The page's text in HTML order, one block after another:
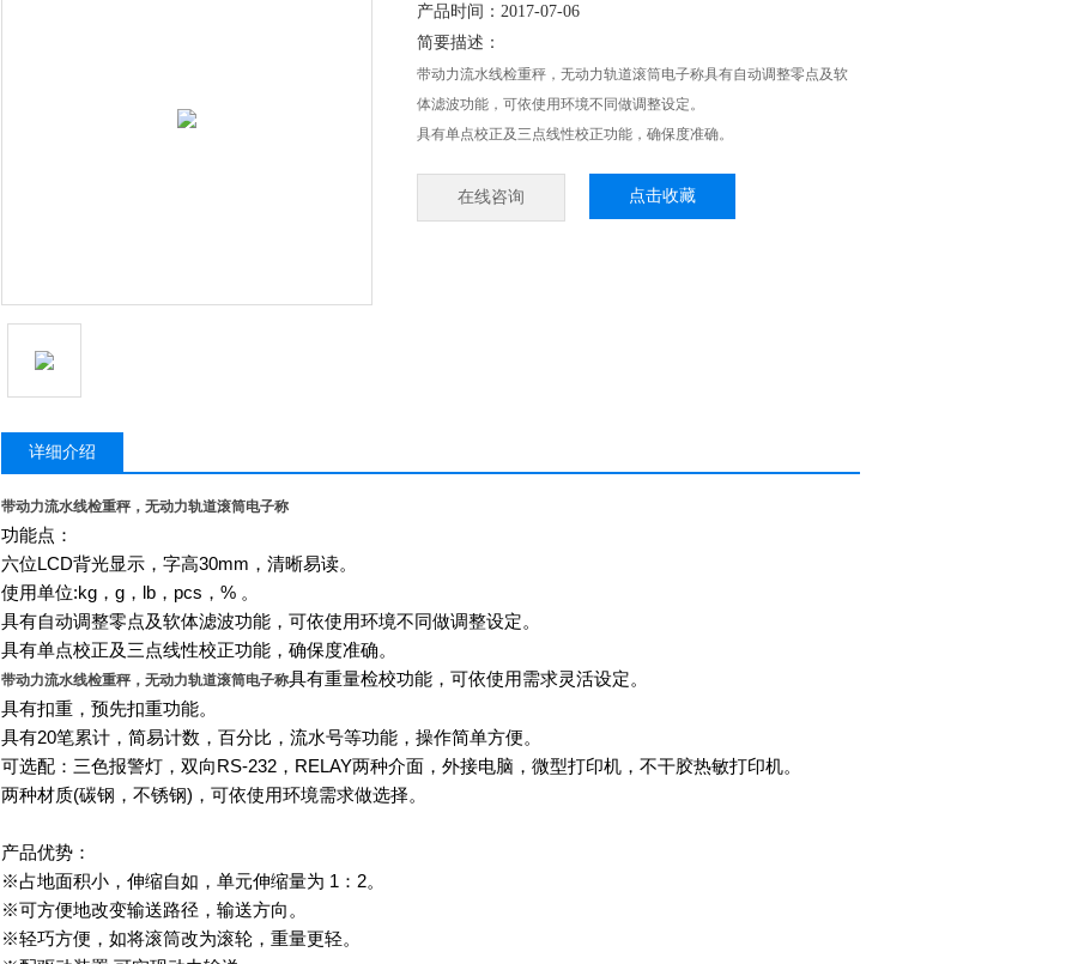
产品时间：2017-07-06
简要描述：
带动力流水线检重秤，无动力轨道滚筒电子称具有自动调整零点及软
体滤波功能，可依使用环境不同做调整设定。
具有单点校正及三点线性校正功能，确保度准确。
在线咨询 点击收藏
详细介绍
带动力流水线检重秤，无动力轨道滚筒电子称
功能点：
六位 LCD背光显示，字高30mm ，清晰易读。
使用单位:kg ， g ， lb ， pcs ， % 。
具有自动调整零点及软体滤波功能，可依使用环境不同做调整设定。
具有单点校正及三点线性校正功能，确保度准确。
带动力流水线检重秤，无动力轨道滚筒电子称具有重量检校功能，可依使用需求灵活设定。
具有扣重，预先扣重功能。
具有20笔累计，简易计数，百分比，流水号等功能，操作简单方便。
可选配：三色报警灯，双向 RS-232 ， RELAY两种介面，外接电脑，微型打印机，不干胶热敏打印机。
两种材质(碳钢，不锈钢) ，可依使用环境需求做选择。
产品优势：
※占地面积小，伸缩自如，单元伸缩量为 1 ： 2。
※可方便地改变输送路径，输送方向。
※轻巧方便，如将滚筒改为滚轮，重量更轻。